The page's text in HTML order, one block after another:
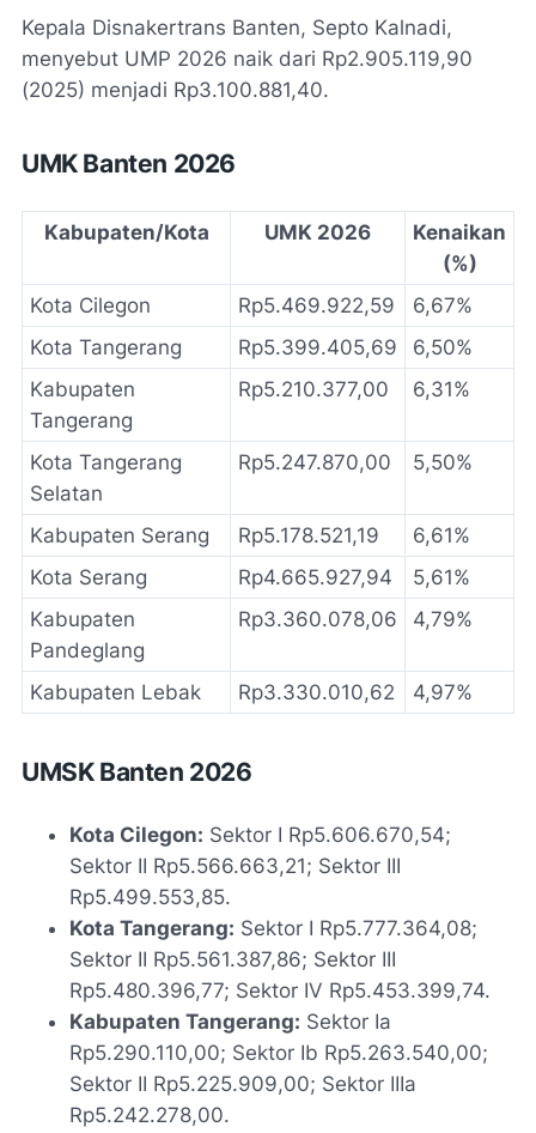
Kepala Disnakertrans Banten, Septo Kalnadi,
menyebut UMP 2026 naik dari Rp2.905.119,90
(2025) menjadi Rp3.100.881,40.
UMK Banten 2026
Kabupaten/Kota UMK 2026
Kenaikan
(%)
Kota Cilegon
Rp5.469.922,59
6,67%
Kota Tangerang
Rp5.399.405,69
6,50%
Kabupaten
Tangerang
Rp5.210.377,00 6,31%
Kota Tangerang
Selatan
Rp5.247.870,00 5,50%
Kabupaten Serang Rp5.178.521,19
6,61%
Kota Serang
Rp4.665.927,94
5,61%
Kabupaten
Pandeglang
Rp3.360.078,06 4,79%
Kabupaten Lebak Rp3.330.010,62 4,97%
UMSK Banten 2026
Kota Cilegon: Sektor I Rp5.606.670,54;
Sektor II Rp5.566.663,21; Sektor III
Rp5.499.553,85.
Kota Tangerang: Sektor I Rp5.777.364,08;
Sektor II Rp5.561.387,86; Sektor III
Rp5.480.396,77; Sektor IV Rp5.453.399,74.
Kabupaten Tangerang: Sektor Ia
Rp5.290.110,00; Sektor Ib Rp5.263.540,00;
Sektor II Rp5.225.909,00; Sektor IIIa
Rp5.242.278,00.